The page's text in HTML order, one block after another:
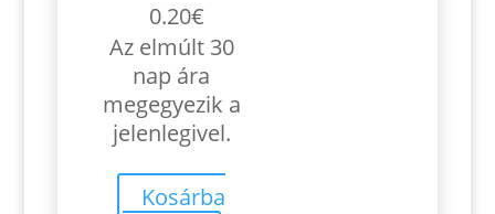
0.20€
Az elmúlt 30
nap ára
megegyezik a
jelenlegivel.
Kosárba